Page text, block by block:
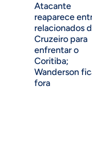
Atacante
reaparece
relacionados
Cruzeiro para
enfrentar o
Coritiba;
Wanderson
fora